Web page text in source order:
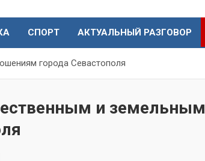
СПОРТ АКТУАЛЬНЫЙ РАЗГОВОР
города Севастополя
и земельным